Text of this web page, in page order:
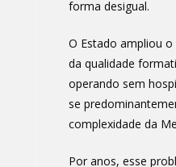
forma desigual.
O Estado ampliou
da qualidade
operando sem
se
complexidade da
Por anos, esse